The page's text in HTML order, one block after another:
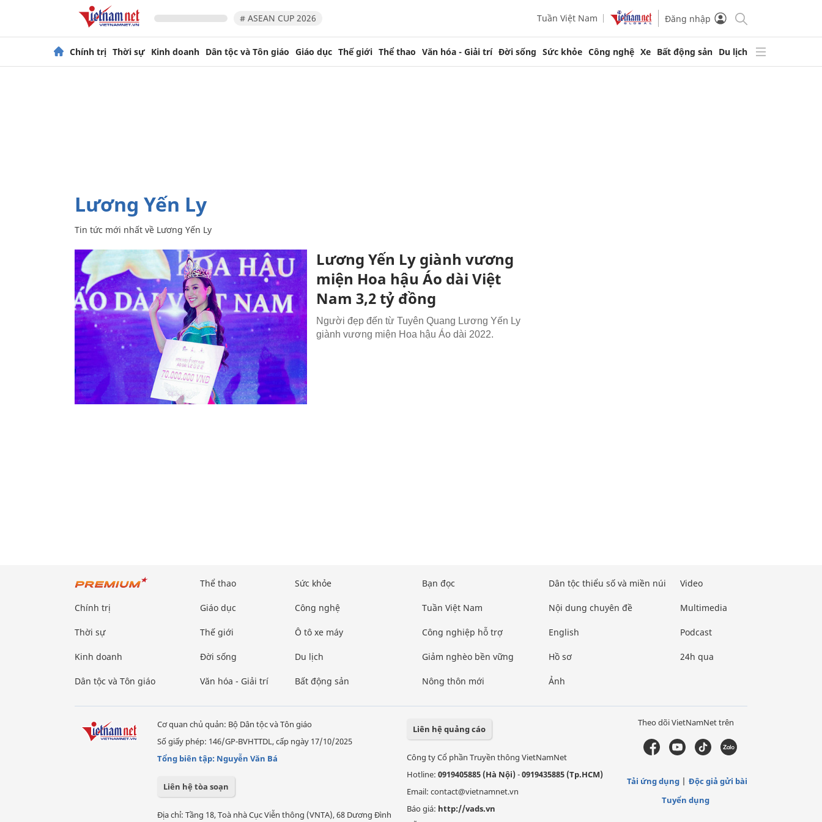
# ASEAN CUP 2026 Tuần Việt Nam Đăng nhập
Chính trị Thời sự Kinh doanh Dân tộc và Tôn giáo Giáo dục Thế giới Thể thao Văn hóa - Giải trí Đời sống Sức khỏe Công nghệ Xe Bất động sản Du lịch
Lương Yến Ly
Tin tức mới nhất về Lương Yến Ly
Lương Yến Ly giành vương
miện Hoa hậu Áo dài Việt
Nam 3,2 tỷ đồng
Người đẹp đến từ Tuyên Quang Lương Yến Ly
giành vương miện Hoa hậu Áo dài 2022.
Chính trị
Thời sự
Kinh doanh
Dân tộc và Tôn giáo
Thể thao
Giáo dục
Thế giới
Đời sống
Văn hóa - Giải trí
Sức khỏe
Công nghệ
Ô tô xe máy
Du lịch
Bất động sản
Bạn đọc
Tuần Việt Nam
Công nghiệp hỗ trợ
Giảm nghèo bền vững
Nông thôn mới
Dân tộc thiểu số và miền núi
Nội dung chuyên đề
English
Hồ sơ
Ảnh
Video
Multimedia
Podcast
24h qua
Cơ quan chủ quản: Bộ Dân tộc và Tôn giáo
Số giấy phép: 146/GP-BVHTTDL, cấp ngày 17/10/2025
Tổng biên tập: Nguyễn Văn Bá
Liên hệ tòa soạn
Địa chỉ: Tầng 18, Toà nhà Cục Viễn thông (VNTA), 68 Dương Đình
Liên hệ quảng cáo
Công ty Cổ phần Truyền thông VietNamNet
Hotline: 0919405885 (Hà Nội)-0919435885 (Tp.HCM)
Email: contact@vietnamnet.vn
Báo giá: http://vads.vn
Theo dõi VietNamNet trên
Tải ứng dụng
Độc giả gửi bài
Tuyển dụng